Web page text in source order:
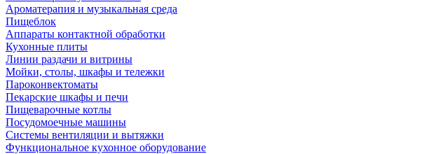
Ароматерапия и музыкальная среда
Пищеблок
Аппараты контактной обработки
Кухонные плиты
Линии раздачи и витрины
Мойки, столы, шкафы и тележки
Пароконвектоматы
Пекарские шкафы и печи
Пищеварочные котлы
Посудомоечные машины
Системы вентиляции и вытяжки
Функциональное кухонное оборудование